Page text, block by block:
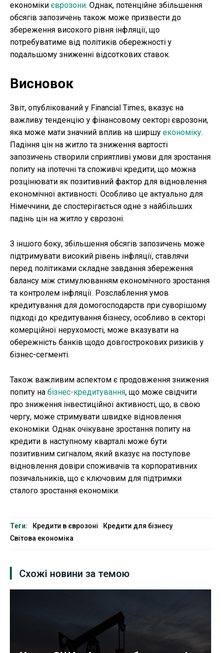
економіки єврозони. Однак, потенційне збільшення
обсягів запозичень також може призвести до
збереження високого рівня інфляції, що
потребуватиме від політиків обережності у
подальшому зниженні відсоткових ставок.
Висновок
Звіт, опублікований у Financial Times, вказує на
важливу тенденцію у фінансовому секторі єврозони,
яка може мати значний вплив на ширшу економіку.
Падіння цін на житло та зниження вартості
запозичень створили сприятливі умови для зростання
попиту на іпотечні та споживчі кредити, що можна
розцінювати як позитивний фактор для відновлення
економічної активності. Особливо це актуально для
Німеччини, де спостерігається одне з найбільших
падінь цін на житло у єврозоні.
З іншого боку, збільшення обсягів запозичень може
підтримувати високий рівень інфляції, ставлячи
перед політиками складне завдання збереження
балансу між стимулюванням економічного зростання
та контролем інфляції. Розслаблення умов
кредитування для домогосподарств при суворішому
підході до кредитування бізнесу, особливо в секторі
комерційної нерухомості, може вказувати на
обережність банків щодо довгострокових ризиків у
бізнес-сегменті.
Також важливим аспектом є продовження зниження
попиту на бізнес-кредитування, що може свідчити
про зниження інвестиційної активності, що, в свою
чергу, може стримувати швидке відновлення
економіки. Однак очікуване зростання попиту на
кредити в наступному кварталі може бути
позитивним сигналом, який вказує на поступове
відновлення довіри споживачів та корпоративних
позичальників, що є ключовим для підтримки
сталого зростання економіки.
Теги: Кредити в єврозоні
Кредити для бізнесу
Світова економіка
Схожі новини за темою